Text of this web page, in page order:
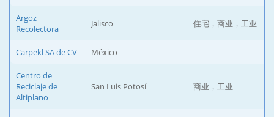
Argoz
Recolectora
Jalisco 住宅，商业，工业
Carpekl SA de CV México
Centro de
Reciclaje de
Altiplano
San Luis Potosí 商业，工业